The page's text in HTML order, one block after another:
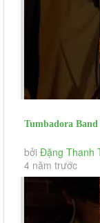
Tumbadora
Ao Anh Sut Chi
bởi Đặng Thanh
4 năm trước